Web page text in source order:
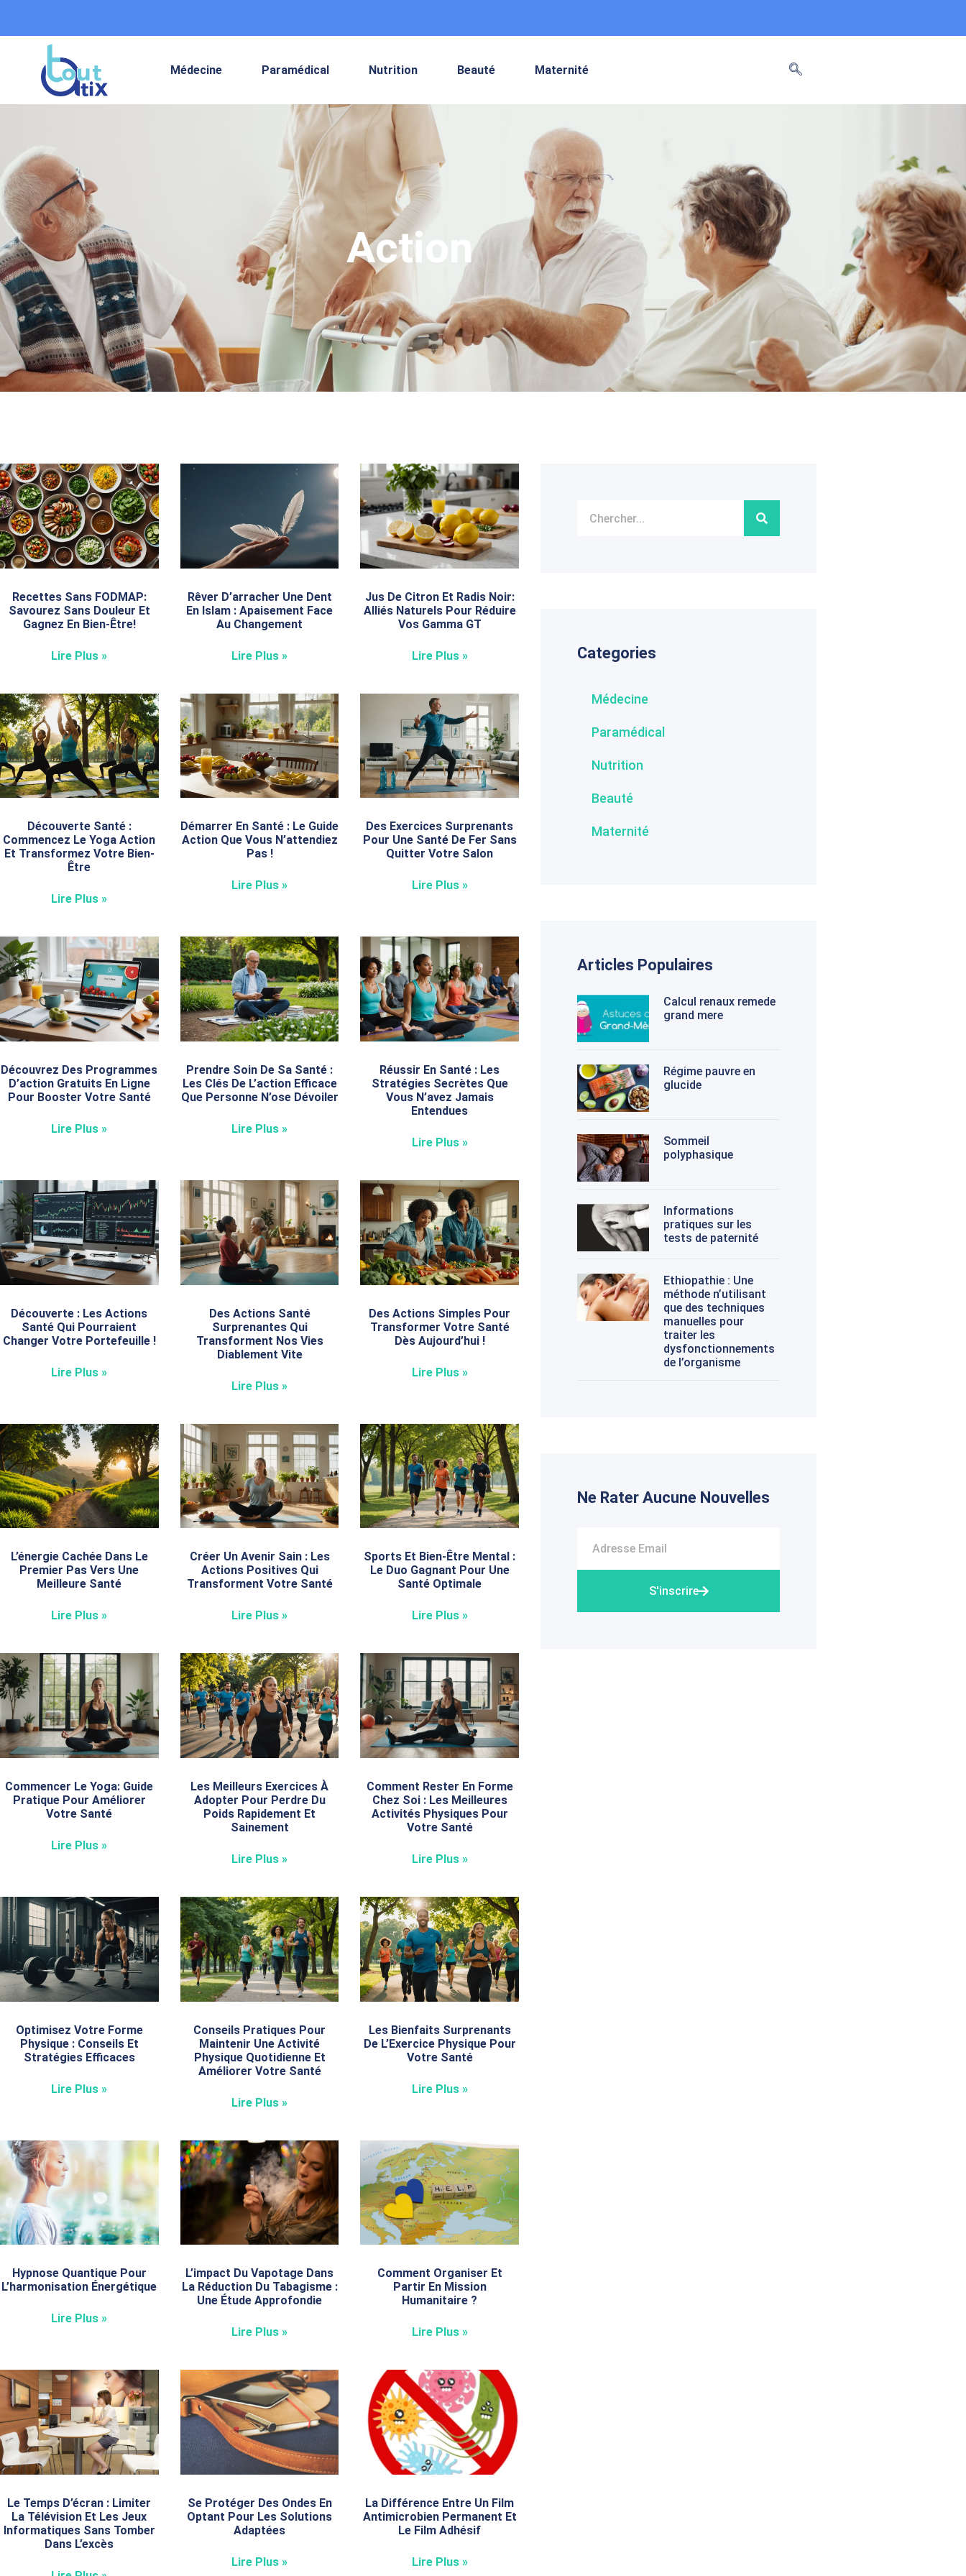
Médecine Paramédical Nutrition Beauté Maternité
Action
Recettes Sans FODMAP:
Savourez Sans Douleur Et
Gagnez En Bien-Être!
Lire Plus »
Rêver D’arracher Une Dent
En Islam : Apaisement Face
Au Changement
Lire Plus »
Jus De Citron Et Radis Noir:
Alliés Naturels Pour Réduire
Vos Gamma GT
Lire Plus »
Découverte Santé :
Commencez Le Yoga Action
Et Transformez Votre Bien-
Être
Lire Plus »
Démarrer En Santé : Le Guide
Action Que Vous N’attendiez
Pas !
Lire Plus »
Des Exercices Surprenants
Pour Une Santé De Fer Sans
Quitter Votre Salon
Lire Plus »
Découvrez Des Programmes
D’action Gratuits En Ligne
Pour Booster Votre Santé
Lire Plus »
Prendre Soin De Sa Santé :
Les Clés De L’action Efficace
Que Personne N’ose Dévoiler
Lire Plus »
Réussir En Santé : Les
Stratégies Secrètes Que
Vous N’avez Jamais
Entendues
Lire Plus »
Découverte : Les Actions
Santé Qui Pourraient
Changer Votre Portefeuille !
Lire Plus »
Des Actions Santé
Surprenantes Qui
Transforment Nos Vies
Diablement Vite
Lire Plus »
Des Actions Simples Pour
Transformer Votre Santé
Dès Aujourd’hui !
Lire Plus »
L’énergie Cachée Dans Le
Premier Pas Vers Une
Meilleure Santé
Lire Plus »
Créer Un Avenir Sain : Les
Actions Positives Qui
Transforment Votre Santé
Lire Plus »
Sports Et Bien-Être Mental :
Le Duo Gagnant Pour Une
Santé Optimale
Lire Plus »
Commencer Le Yoga: Guide
Pratique Pour Améliorer
Votre Santé
Lire Plus »
Les Meilleurs Exercices À
Adopter Pour Perdre Du
Poids Rapidement Et
Sainement
Lire Plus »
Comment Rester En Forme
Chez Soi : Les Meilleures
Activités Physiques Pour
Votre Santé
Lire Plus »
Optimisez Votre Forme
Physique : Conseils Et
Stratégies Efficaces
Lire Plus »
Conseils Pratiques Pour
Maintenir Une Activité
Physique Quotidienne Et
Améliorer Votre Santé
Lire Plus »
Les Bienfaits Surprenants
De L’Exercice Physique Pour
Votre Santé
Lire Plus »
Hypnose Quantique Pour
L’harmonisation Énergétique
Lire Plus »
L’impact Du Vapotage Dans
La Réduction Du Tabagisme :
Une Étude Approfondie
Lire Plus »
Comment Organiser Et
Partir En Mission
Humanitaire ?
Lire Plus »
Le Temps D’écran : Limiter
La Télévision Et Les Jeux
Informatiques Sans Tomber
Dans L’excès
Se Protéger Des Ondes En
Optant Pour Les Solutions
Adaptées
Lire Plus »
La Différence Entre Un Film
Antimicrobien Permanent Et
Le Film Adhésif
Lire Plus »
Categories
Médecine
Paramédical
Nutrition
Beauté
Maternité
Articles Populaires
Calcul renaux remede
grand mere
Régime pauvre en
glucide
Sommeil
polyphasique
Informations
pratiques sur les
tests de paternité
Ethiopathie : Une
méthode n’utilisant
que des techniques
manuelles pour
traiter les
dysfonctionnements
de l’organisme
Ne Rater Aucune Nouvelles
S'inscrire